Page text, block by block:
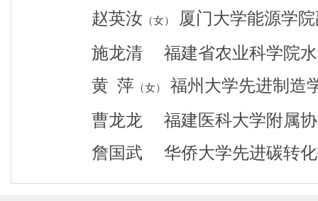
赵英汝 （女）
厦门大学能源学
施龙清 福建省农业科学院水
黄 萍 （女）
福州大学先进制造
曹龙龙 福建医科大学附属协
詹国武 华侨大学先进碳转化